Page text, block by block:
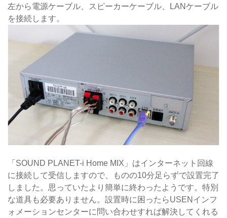
左から電源ケーブル、スピーカーケーブル、LANケーブル
を接続します。
「SOUND PLANET-i Home MIX」はインターネット回線
に接続して受信しますので、ものの10分足らずで設置完了
しました。思っていたより簡単に終わったようです。特別
な道具も必要ありません。設置時に困ったらUSENインフ
ォメーションセンターに問い合わせすれば解決してくれる